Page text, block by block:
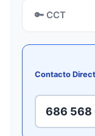
🔑 CCT
Contacto
686 568